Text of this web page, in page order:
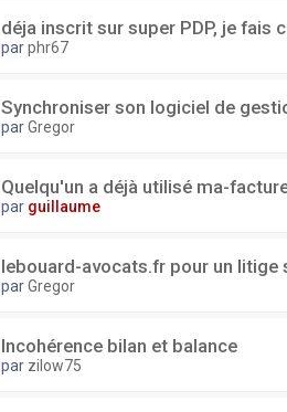
déja inscrit sur super PDP, je fais
parphr67
Synchroniser son logiciel de
parGregor
Quelqu'un a déjà utilisé ma-
par guillaume
lebouard-avocats.fr pour un litige
parGregor
Incohérence bilan et balance
par zilow75